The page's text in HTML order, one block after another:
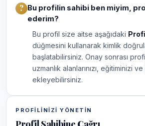
Bu profilin sahibi ben miyim,
ederim?
Bu profil size aitse aşağıdaki
düğmesini kullanarak kimlik
başlatabilirsiniz. Onay sonrası
uzmanlık alanlarınızı, eğitiminizi
ekleyebilirsiniz.
PROFILINIZI YÖNETIN